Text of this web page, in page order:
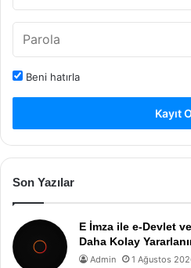
Beni hatırla
Kayıt
Son Yazılar
E İmza ile e-Devlet
Daha Kolay
Admin 1 Ağustos